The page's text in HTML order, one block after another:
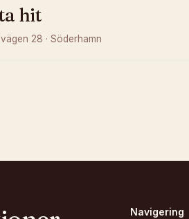
hit
28 · Söderhamn
Navigering